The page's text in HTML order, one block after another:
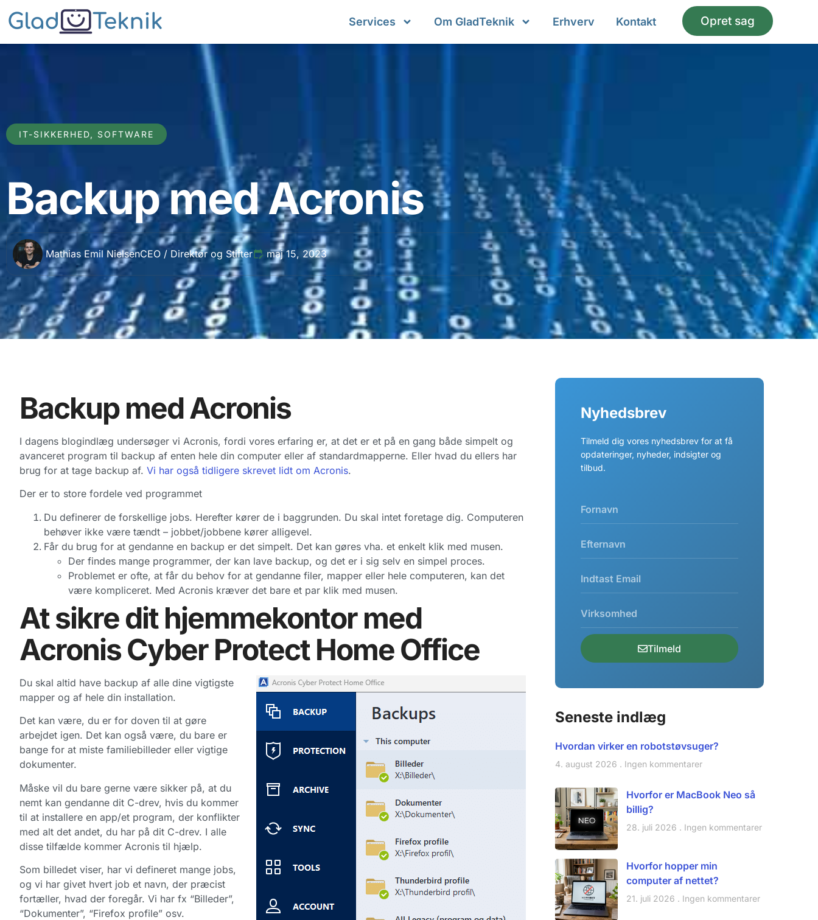
Services Om GladTeknik Erhverv Kontakt Opret sag
IT-SIKKERHED, SOFTWARE
Backup med Acronis
Mathias Emil NielsenCEO / Direktør og Stifter maj 15, 2023
Backup med Acronis
I dagens blogindlæg undersøger vi Acronis, fordi vores erfaring er, at det er et på en gang både simpelt og
avanceret program til backup af enten hele din computer eller af standardmapperne. Eller hvad du ellers har
brug for at tage backup af. Vi har også tidligere skrevet lidt om Acronis.
Der er to store fordele ved programmet
Du definerer de forskellige jobs. Herefter kører de i baggrunden. Du skal intet foretage dig. Computeren
behøver ikke være tændt – jobbet/jobbene kører alligevel.
Får du brug for at gendanne en backup er det simpelt. Det kan gøres vha. et enkelt klik med musen.
Der findes mange programmer, der kan lave backup, og det er i sig selv en simpel proces.
Problemet er ofte, at får du behov for at gendanne filer, mapper eller hele computeren, kan det
være kompliceret. Med Acronis kræver det bare et par klik med musen.
At sikre dit hjemmekontor med
Acronis Cyber Protect Home Office
Du skal altid have backup af alle dine vigtigste
mapper og af hele din installation.
Det kan være, du er for doven til at gøre
arbejdet igen. Det kan også være, du bare er
bange for at miste familiebilleder eller vigtige
dokumenter.
Måske vil du bare gerne være sikker på, at du
nemt kan gendanne dit C-drev, hvis du kommer
til at installere en app/et program, der konflikter
med alt det andet, du har på dit C-drev. I alle
disse tilfælde kommer Acronis til hjælp.
Som billedet viser, har vi defineret mange jobs,
og vi har givet hvert job et navn, der præcist
fortæller, hvad der foregår. Vi har fx “Billeder”,
“Dokumenter”, “Firefox profile” osv.
Nyhedsbrev
Tilmeld dig vores nyhedsbrev for at få
opdateringer, nyheder, indsigter og
tilbud.
Tilmeld
Seneste indlæg
Hvordan virker en robotstøvsuger?
4. august 2026 Ingen kommentarer
Hvorfor er MacBook Neo så
billig?
28. juli 2026 Ingen kommentarer
Hvorfor hopper min
computer af nettet?
21. juli 2026 Ingen kommentarer